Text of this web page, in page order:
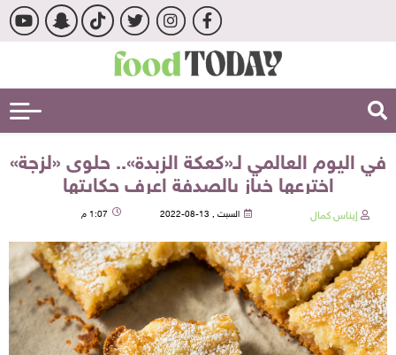
في اليوم العالمي لـ«كعكة الزبدة».. حلوى «لزجة»
اخترعها خباز بالصدفة اعرف حكايتها
إيناس كمال السبت , 13-08-2022 1:07 م